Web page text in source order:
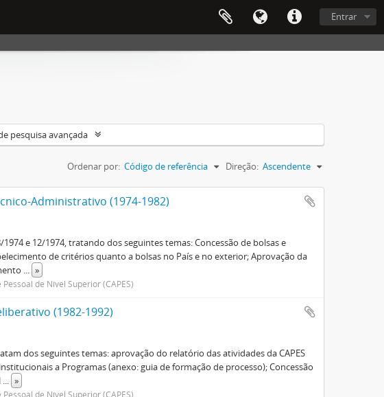
Entrar
pesquisa avançada
Ordenar por: Código de referência Direção: Ascendente
Administrativo (1974-1982)
1974 e 12/1974, tratando dos seguintes temas: Concessão de bolsas e
de critérios quanto a bolsas no País e no exterior; Aprovação da
... »
de Nível Superior (CAPES)
(1982-1992)
dos seguintes temas: aprovação do relatório das atividades da CAPES
a Programas (anexo: guia de formação de processo); Concessão
... »
de Nível Superior (CAPES)